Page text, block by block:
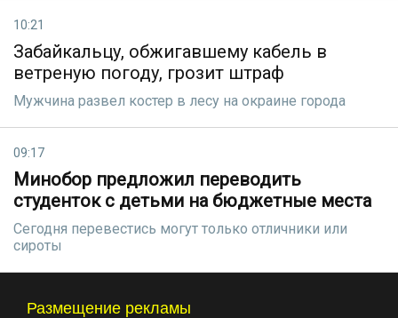
10:21
Забайкальцу, обжигавшему кабель в
ветреную погоду, грозит штраф
Мужчина развел костер в лесу на окраине города
09:17
Минобор предложил переводить
студенток с детьми на бюджетные места
Сегодня перевестись могут только отличники или
сироты
Размещение рекламы